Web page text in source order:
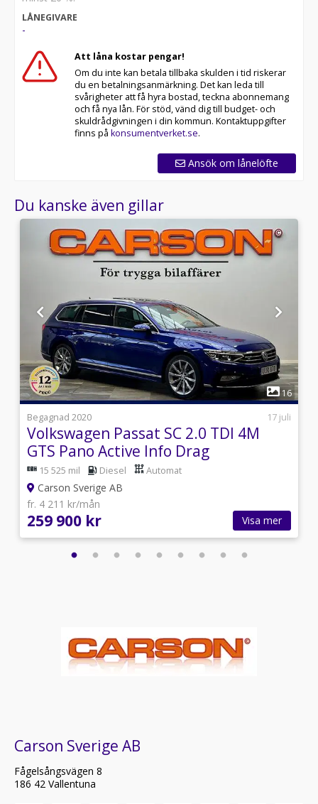
LÅNEGIVARE
-
Att låna kostar pengar!
Om du inte kan betala tillbaka skulden i tid riskerar
du en betalningsanmärkning. Det kan leda till
svårigheter att få hyra bostad, teckna abonnemang
och få nya lån. För stöd, vänd dig till budget- och
skuldrådgivningen i din kommun. Kontaktuppgifter
finns på konsumentverket.se.
Ansök om lånelöfte
Du kanske även gillar
16
Begagnad 2020
17 juli
Volkswagen Passat SC 2.0 TDI 4M
GTS Pano Active Info Drag
15 525 mil Diesel Automat
Carson Sverige AB
fr. 4 211 kr/mån
259 900 kr Visa mer
Carson Sverige AB
Fågelsångsvägen 8
186 42 Vallentuna